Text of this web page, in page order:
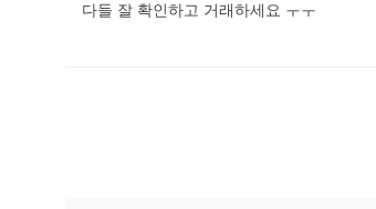
다들 잘 확인하고 거래하세요 ㅜㅜ